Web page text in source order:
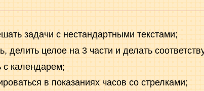
задачи с нестандартными текстами;
делить целое на 3 части и делать
с календарем;
в показаниях часов со стрелками;